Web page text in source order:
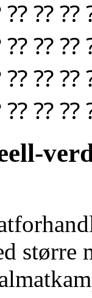
⁇ ⁇
⁇ ⁇
⁇ ⁇
⁇ ⁇
større